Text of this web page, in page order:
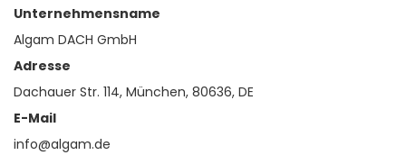
Unternehmensname
Algam DACH GmbH
Adresse
Dachauer Str. 114, München, 80636, DE
E-Mail
info@algam.de